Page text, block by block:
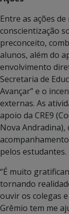
Entre as ações
conscientização
preconceito,
alunos, além do
envolvimento
Secretaria de
Avançar” e o
externas. As
apoio da CRE9
Nova
pelos estudantes.
“É muito
tornando
ouvir os colegas
Grêmio tem me